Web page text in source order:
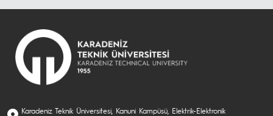
Karadeniz Teknik Üniversitesi, Kanuni Kampüsü, Elektrik-Elektronik